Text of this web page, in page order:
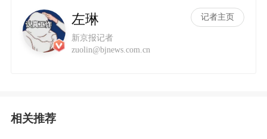
左琳
新京报记者
记者主页
zuolin@bjnews.com.cn
相关推荐